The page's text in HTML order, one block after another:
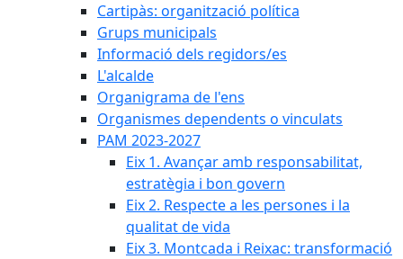
Cartipàs: organització política
Grups municipals
Informació dels regidors/es
L'alcalde
Organigrama de l'ens
Organismes dependents o vinculats
PAM 2023-2027
Eix 1. Avançar amb responsabilitat,
estratègia i bon govern
Eix 2. Respecte a les persones i la
qualitat de vida
Eix 3. Montcada i Reixac: transformació